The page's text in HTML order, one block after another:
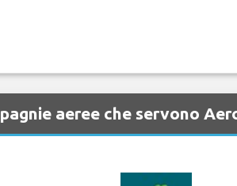
aeree che servono